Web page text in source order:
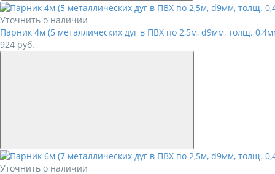
Уточнить о наличии
Парник 4м (5 металлических дуг в ПВХ по 2,5м, d9мм, толщ.
924 руб.
Уточнить о наличии